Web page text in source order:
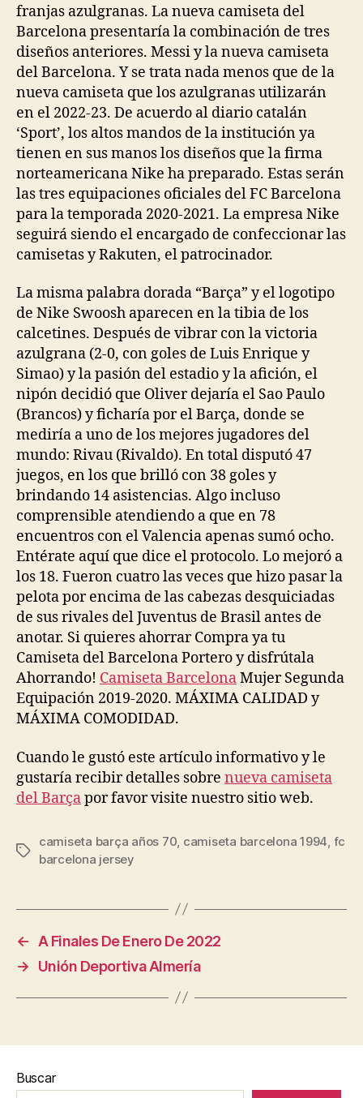
franjas azulgranas. La nueva camiseta del
Barcelona presentaría la combinación de tres
diseños anteriores. Messi y la nueva camiseta
del Barcelona. Y se trata nada menos que de la
nueva camiseta que los azulgranas utilizarán
en el 2022-23. De acuerdo al diario catalán
‘Sport’, los altos mandos de la institución ya
tienen en sus manos los diseños que la firma
norteamericana Nike ha preparado. Estas serán
las tres equipaciones oficiales del FC Barcelona
para la temporada 2020-2021. La empresa Nike
seguirá siendo el encargado de confeccionar las
camisetas y Rakuten, el patrocinador.
La misma palabra dorada “Barça” y el logotipo
de Nike Swoosh aparecen en la tibia de los
calcetines. Después de vibrar con la victoria
azulgrana (2-0, con goles de Luis Enrique y
Simao) y la pasión del estadio y la afición, el
nipón decidió que Oliver dejaría el Sao Paulo
(Brancos) y ficharía por el Barça, donde se
mediría a uno de los mejores jugadores del
mundo: Rivau (Rivaldo). En total disputó 47
juegos, en los que brilló con 38 goles y
brindando 14 asistencias. Algo incluso
comprensible atendiendo a que en 78
encuentros con el Valencia apenas sumó ocho.
Entérate aquí que dice el protocolo. Lo mejoró a
los 18. Fueron cuatro las veces que hizo pasar la
pelota por encima de las cabezas desquiciadas
de sus rivales del Juventus de Brasil antes de
anotar. Si quieres ahorrar Compra ya tu
Camiseta del Barcelona Portero y disfrútala
Ahorrando! Camiseta BarcelonaMujer Segunda
Equipación 2019-2020. MÁXIMA CALIDAD y
MÁXIMA COMODIDAD.
Cuando le gustó este artículo informativo y le
gustaría recibir detalles sobre nueva camiseta
del Barçapor favor visite nuestro sitio web.
Etiquetas
camiseta barça años 70 camiseta barcelona 1994 fc
barcelona jersey
←
A Finales De Enero De 2022
→
Unión Deportiva Almería
Buscar